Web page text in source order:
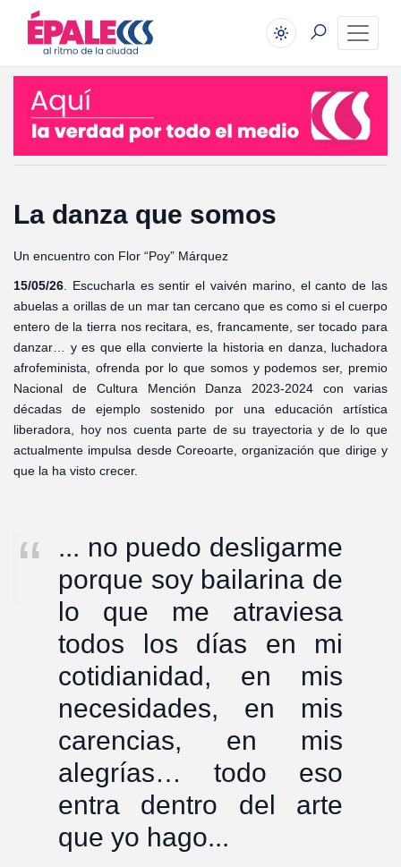
La danza que somos
Un encuentro con Flor “Poy” Márquez
15/05/26 . Escucharla es sentir el vaivén marino, el canto de las
abuelas a orillas de un mar tan cercano que es como si el cuerpo
entero de la tierra nos recitara, es, francamente, ser tocado para
danzar… y es que ella convierte la historia en danza, luchadora
afrofeminista, ofrenda por lo que somos y podemos ser, premio
Nacional de Cultura Mención Danza 2023-2024 con varias
décadas de ejemplo sostenido por una educación artística
liberadora, hoy nos cuenta parte de su trayectoria y de lo que
actualmente impulsa desde Coreoarte, organización que dirige y
que la ha visto crecer.
... no puedo desligarme
porque soy bailarina de
lo que me atraviesa
todos los días en mi
cotidianidad, en mis
necesidades, en mis
carencias, en mis
alegrías… todo eso
entra dentro del arte
que yo hago...